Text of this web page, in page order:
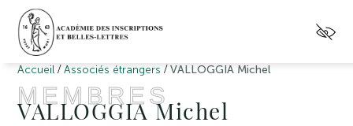
Accueil /Associés étrangers /VALLOGGIA Michel
MEMBRES
VALLOGGIA Michel